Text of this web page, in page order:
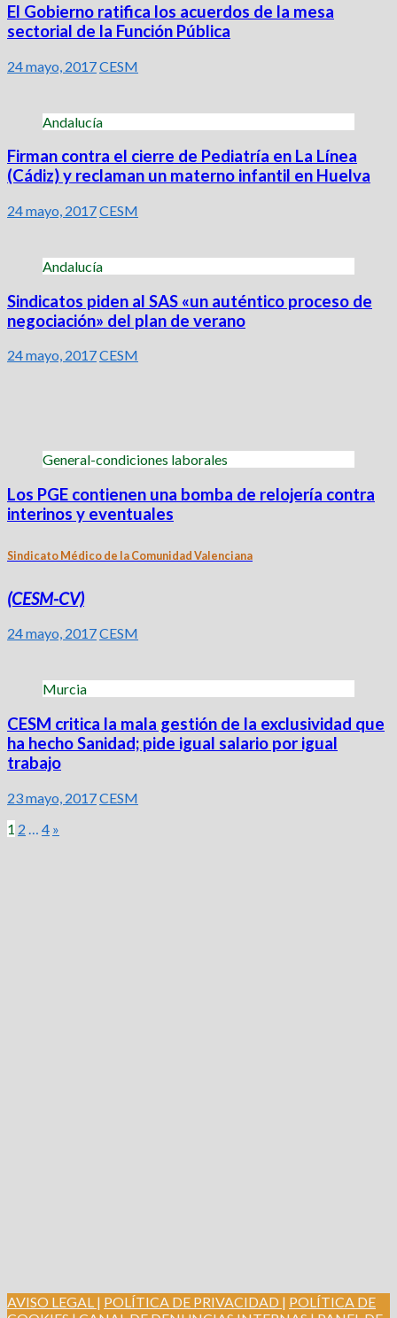
El Gobierno ratifica los acuerdos de la mesa
sectorial de la Función Pública
24 mayo, 2017CESM
Andalucía
Firman contra el cierre de Pediatría en La Línea
(Cádiz) y reclaman un materno infantil en Huelva
24 mayo, 2017CESM
Andalucía
Sindicatos piden al SAS «un auténtico proceso de
negociación» del plan de verano
24 mayo, 2017CESM
General-condiciones laborales
Los PGE contienen una bomba de relojería contra
interinos y eventuales
Sindicato Médico de la Comunidad Valenciana
(CESM-CV)
24 mayo, 2017CESM
Murcia
CESM critica la mala gestión de la exclusividad que
ha hecho Sanidad; pide igual salario por igual
trabajo
23 mayo, 2017CESM
Paginación
1 2 4 »
AVISO LEGAL | POLÍTICA DE PRIVACIDAD | POLÍTICA DE